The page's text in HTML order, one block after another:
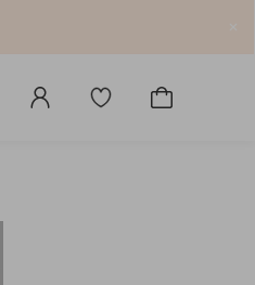
Logg
Gå
Gå